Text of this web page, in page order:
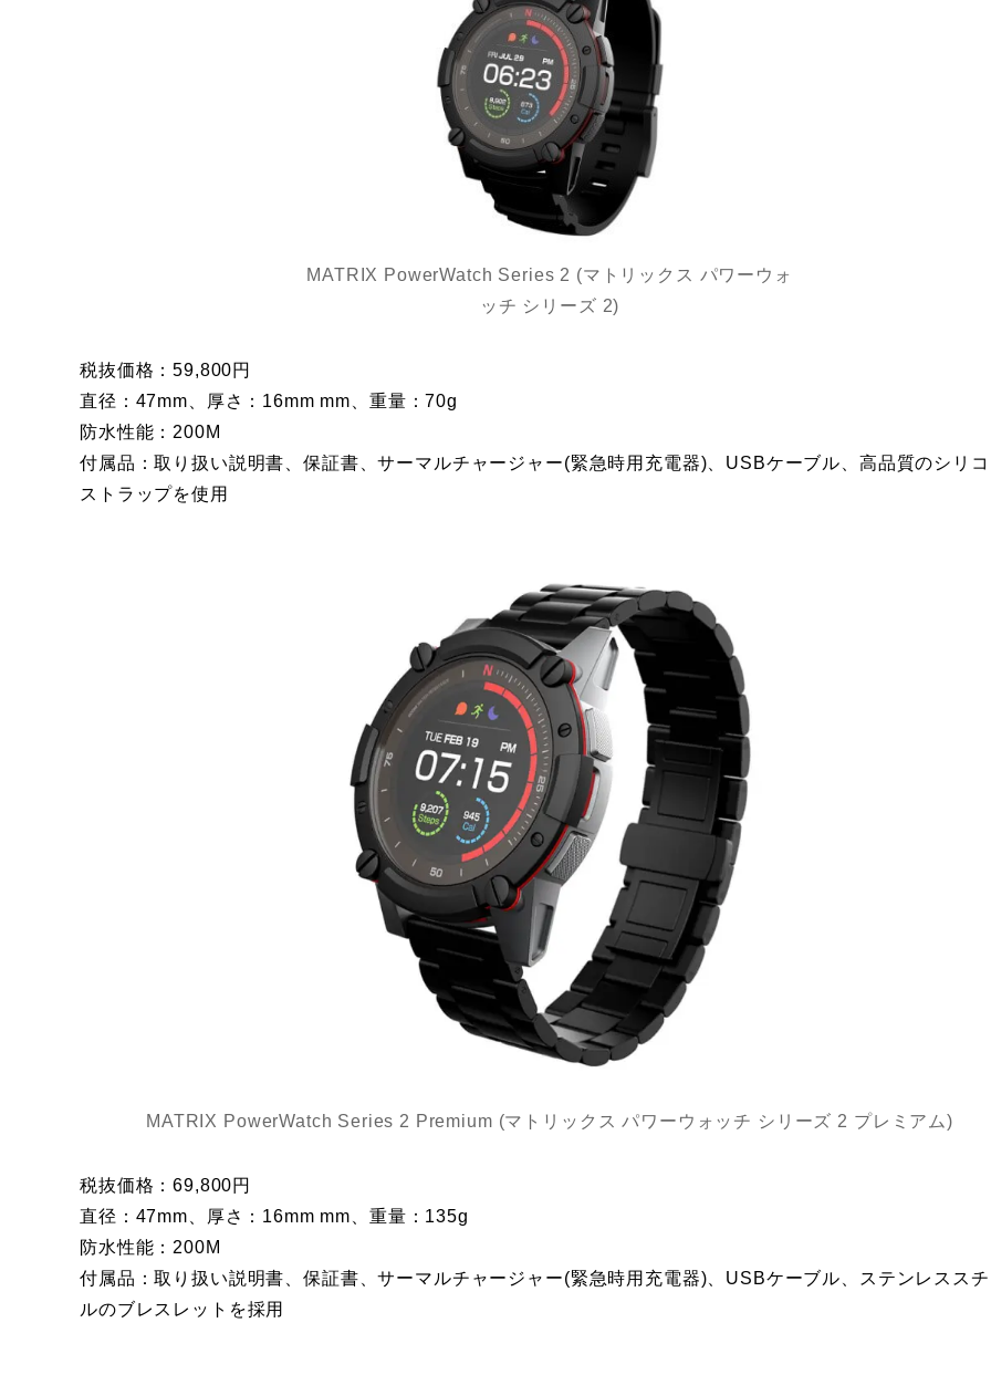
MATRIX PowerWatch Series 2 (マトリックス パワーウォ
ッチ シリーズ 2)
税抜価格：59,800円
直径：47mm、厚さ：16mm mm、重量：70g
防水性能：200M
付属品：取り扱い説明書、保証書、サーマルチャージャー(緊急時用充電器)、USBケーブル、高品質のシリ
ストラップを使用
MATRIX PowerWatch Series 2 Premium (マトリックス パワーウォッチ シリーズ 2 プレミアム)
税抜価格：69,800円
直径：47mm、厚さ：16mm mm、重量：135g
防水性能：200M
付属品：取り扱い説明書、保証書、サーマルチャージャー(緊急時用充電器)、USBケーブル、ステンレスス
ルのブレスレットを採用